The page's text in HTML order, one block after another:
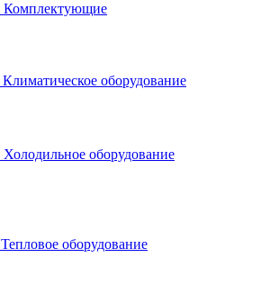
Комплектующие
Климатическое оборудование
Холодильное оборудование
Тепловое оборудование